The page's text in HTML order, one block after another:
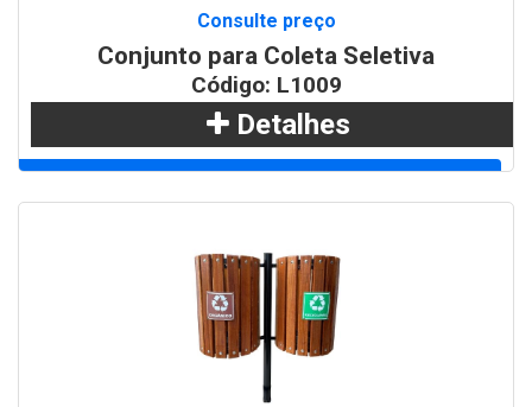
Consulte preço
Conjunto para Coleta Seletiva
Código: L1009
Detalhes
WhatsApp